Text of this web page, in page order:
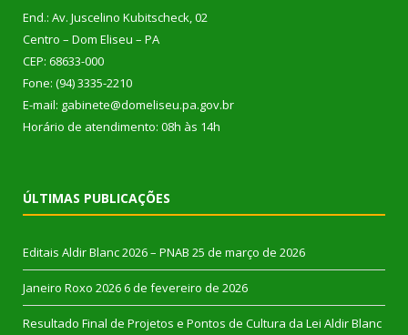
End.: Av. Juscelino Kubitscheck, 02
Centro – Dom Eliseu – PA
CEP: 68633-000
Fone: (94) 3335-2210
E-mail: gabinete@domeliseu.pa.gov.br
Horário de atendimento: 08h às 14h
ÚLTIMAS PUBLICAÇÕES
Editais Aldir Blanc 2026 – PNAB 25 de março de 2026
Janeiro Roxo 2026 6 de fevereiro de 2026
Resultado Final de Projetos e Pontos de Cultura da Lei Aldir Blanc